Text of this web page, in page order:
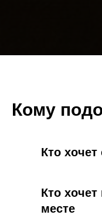
Кому
Кто
Кто
месте